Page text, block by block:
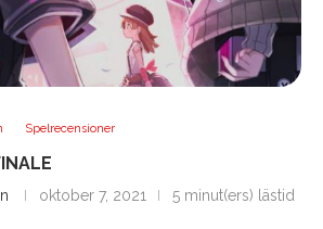
Spelrecensioner
oktober 7, 2021 5 minut(ers) lästid